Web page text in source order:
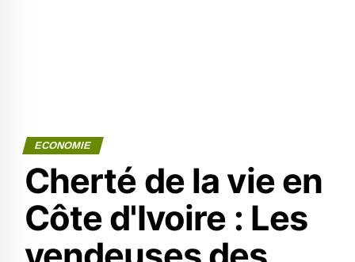
ECONOMIE
Cherté de la vie en
Côte d'Ivoire : Les